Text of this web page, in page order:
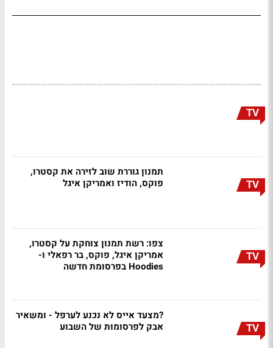
TV
TV
תמנון גוררת שוב לזירה את קסטרו,
פוקס, הודיז ואמריקן איגל
TV
צפו: רשת תמנון צוחקת על קסטרו,
אמריקן איגל, פוקס, בר רפאלי ו-
Hoodies בפרסומת חדשה
TV
?מצעד אייס לא נכנע לערפל - ומשאיר
אבק לפרסומות של השבוע